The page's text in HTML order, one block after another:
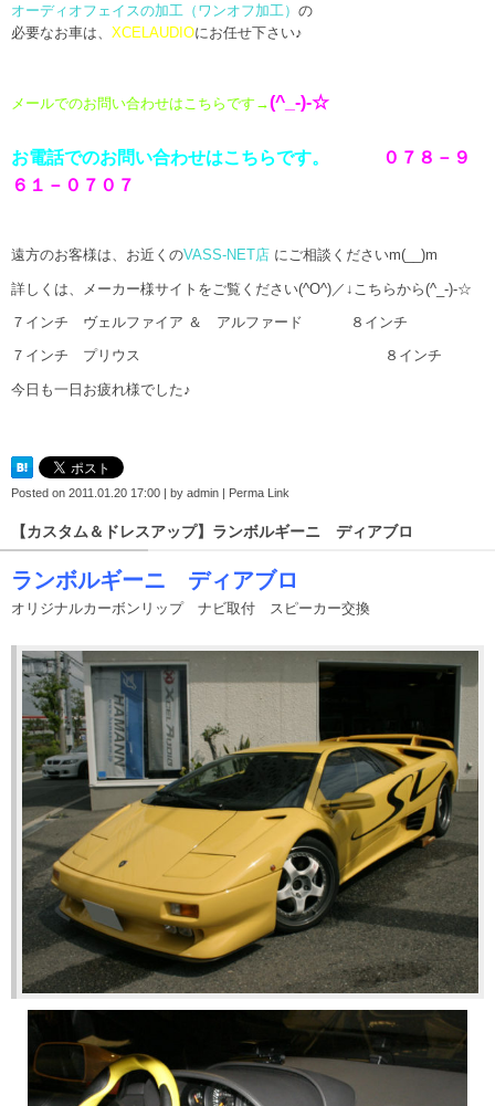
オーディオフェイスの加工（ワンオフ加工） の
必要なお車は、 XCELAUDIOにお任せ下さい♪
メールでのお問い合わせはこちらです →(^_-)-☆
お電話でのお問い合わせはこちらです。
０７８－９
６１－０７０７
遠方のお客様は、お近くのVASS-NET店 にご相談くださいm(__)m
詳しくは、メーカー様サイトをご覧ください(^O^)／↓こちらから(^_-)-☆
７インチ ヴェルファイア ＆ アルファード ８インチ
７インチ プリウス ８インチ
今日も一日お疲れ様でした♪
Posted on 2011.01.20 17:00 | by admin | Perma Link
【カスタム＆ドレスアップ】ランボルギーニ ディアブロ
ランボルギーニ ディアブロ
オリジナルカーボンリップ ナビ取付 スピーカー交換